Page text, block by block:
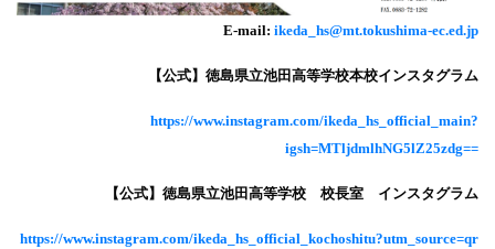
E-mail: ikeda_hs@mt.tokushima-ec.ed.jp
【公式】徳島県立池田高等学校本校インスタグラム
https://www.instagram.com/ikeda_hs_official_main?
igsh=MTljdmlhNG5lZ25zdg==
【公式】徳島県立池田高等学校 校長室 インスタグラム
https://www.instagram.com/ikeda_hs_official_kochoshitu?utm_source=qr